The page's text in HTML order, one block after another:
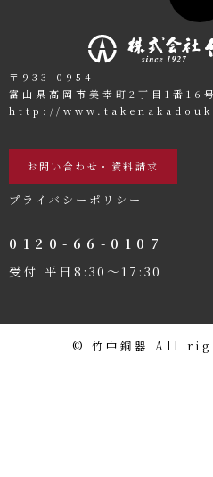
0120-66-0107
受付 平日8:30〜17:30
お問い合わせ・資料請求
プライバシーポリシー
〒933-0954
富山県高岡市美幸町2丁目1番16号
http://
©️ 竹中銅器 All